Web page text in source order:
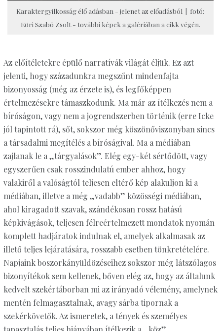
Karaktergyilkosság élő adásban - jelenet az előadásból | fotó:
Eöri Szabó Zsolt - további képek a galériában a cikk végén.
Az előítéletekre épülő narratívák világát éljük. Ez azt
jelenti, hogy századunkra megszűnt mindenfajta
bizonyosság (még az érzete is), és legfőképpen
értelmezésekre támaszkodunk. Ma már az ítélkezés nem a
bíróságon, vagy nem a jogrendszerben történik (erre Icke
jól tapintott rá), sőt, sokszor még köszönőviszonyban sincs
a társadalmi megítélés a bíróságival. Ma a médiában
zajlanak le a „tárgyalások”. Elég egy-két sértődött, vagy
egyszerűen csak rosszindulatú ember ahhoz, hogy
valakiről a valóságtól teljesen eltérő kép alakuljon ki a
médiában, illetve a még „vadabb” közösségi médiában,
ahol kiragadott szavak, szándékosan rossz hatású
képkivágások, teljesen félreértelmezett mondatok nyomán
komplett hadjáratok indulnak el, amelyek alkalmasak az
illető teljes lejáratására, rosszabb esetben tönkretételére.
Napjaink boszorkányüldözéseihez sokszor még látszólagos
bizonyítékok sem kellenek, bőven elég az, hogy az általunk
kedvelt szekértáborban mi az irányadó vélemény, amelynek
mentén felmagasztalnak, avagy sárba tipornak a
szekérkövetők. Az ismeretek, a tények és személyes